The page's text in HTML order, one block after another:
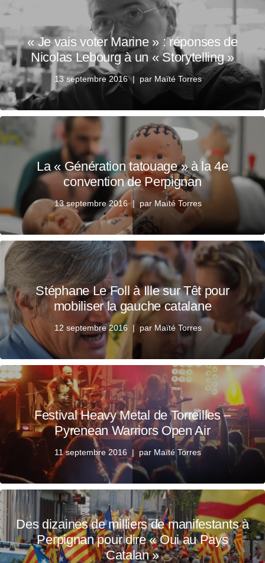
« Je vais voter Marine » : réponses de
Nicolas Lebourg à un « Storytelling »
13 septembre 2016 par Maïté Torres
La « Génération tatouage » à la 4e
convention de Perpignan
13 septembre 2016 par Maïté Torres
Stéphane Le Foll à Ille sur Têt pour
mobiliser la gauche catalane
12 septembre 2016 par Maïté Torres
Festival Heavy Metal de Torreilles –
Pyrenean Warriors Open Air
11 septembre 2016 par Maïté Torres
Des dizaines de milliers de manifestants à
Perpignan pour dire « Oui au Pays
Catalan »